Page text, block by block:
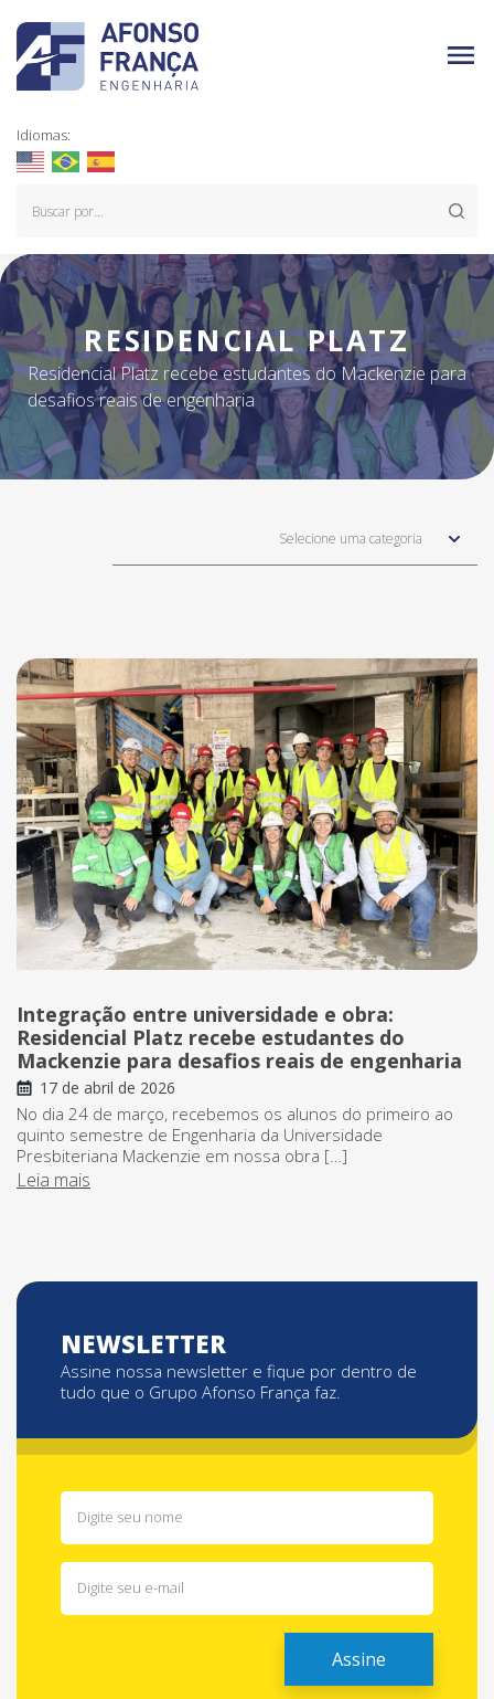
Idiomas:
RESIDENCIAL PLATZ
Residencial Platz recebe estudantes do Mackenzie para
desafios reais de engenharia
Selecione uma categoria
Integração entre universidade e obra:
Residencial Platz recebe estudantes do
Mackenzie para desafios reais de engenharia
17 de abril de 2026
No dia 24 de março, recebemos os alunos do primeiro ao
quinto semestre de Engenharia da Universidade
Presbiteriana Mackenzie em nossa obra […]
Leia mais
NEWSLETTER
Assine nossa newsletter e fique por dentro de
tudo que o Grupo Afonso França faz.